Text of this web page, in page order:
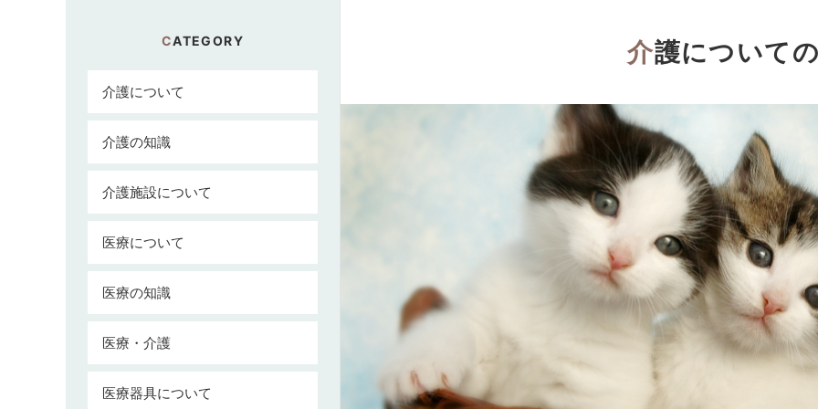
介護について
CATEGORY
介護について
介護の知識
介護施設について
医療について
医療の知識
医療・介護
医療器具について